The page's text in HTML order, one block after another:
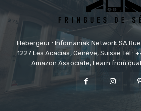
Hébergeur : Infomaniak Network SA
1227 Les Acacias, Genève, Suisse Tél :
Amazon Associate, I earn from